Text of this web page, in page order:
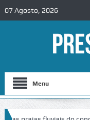
07 Agosto, 2026
Menu